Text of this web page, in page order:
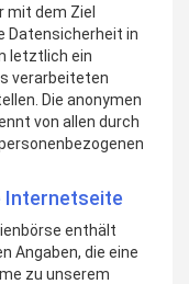
dem Ziel
Datensicherheit in
letztlich ein
verarbeiteten
Die anonymen
von allen durch
Internetseite
enthält
Angaben, die eine
zu unserem